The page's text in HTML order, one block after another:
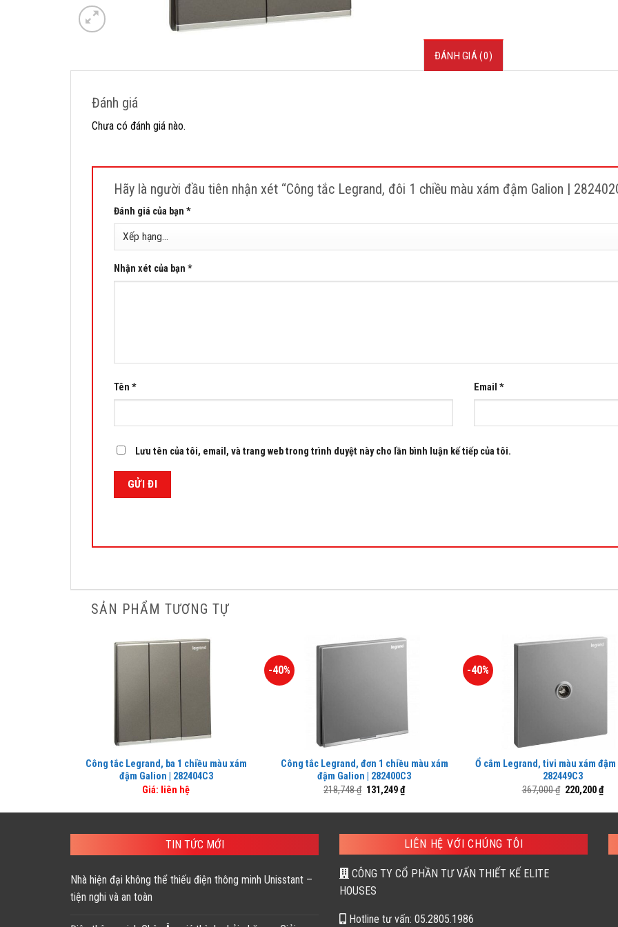
ĐÁNH GIÁ (0)
Đánh giá
Chưa có đánh giá nào.
Hãy là người đầu tiên nhận xét “Công tắc Legrand, đôi 1 chiều màu xám đậm Galion |
Đánh giá của bạn *
Nhận xét của bạn *
Tên * Email *
Lưu tên của tôi, email, và trang web trong trình duyệt này cho lần bình luận kế tiếp của tôi.
SẢN PHẨM TƯƠNG TỰ
Công tắc Legrand, ba 1 chiều màu xám
đậm Galion | 282404C3
Giá: liên hệ
-40%
Công tắc Legrand, đơn 1 chiều màu xám
đậm Galion | 282400C3
218,748₫ Giá
131,249₫Giá
hiện
-40%
Ổ cắm Legrand, tivi màu xám
282449C3
367,000₫ Giá
220,200₫Giá
TIN TỨC MỚI
Nhà hiện đại không thể thiếu điện thông minh Unisstant –
tiện nghi và an toàn
LIÊN HỆ VỚI CHÚNG TÔI
CÔNG TY CỔ PHẦN TƯ VẤN THIẾT KẾ ELITE
HOUSES
Hotline tư vấn: 05.2805.1986